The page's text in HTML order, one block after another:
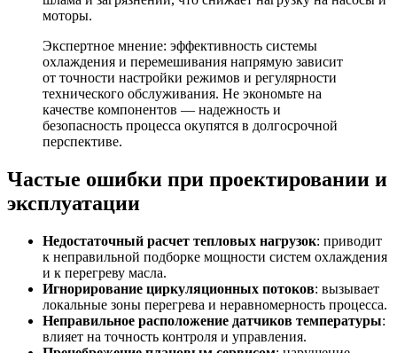
моторы.
Экспертное мнение: эффективность системы
охлаждения и перемешивания напрямую зависит
от точности настройки режимов и регулярности
технического обслуживания. Не экономьте на
качестве компонентов — надежность и
безопасность процесса окупятся в долгосрочной
перспективе.
Частые ошибки при проектировании и
эксплуатации
Недостаточный расчет тепловых нагрузок: приводит
к неправильной подборке мощности систем охлаждения
и к перегреву масла.
Игнорирование циркуляционных потоков: вызывает
локальные зоны перегрева и неравномерность процесса.
Неправильное расположение датчиков температуры:
влияет на точность контроля и управления.